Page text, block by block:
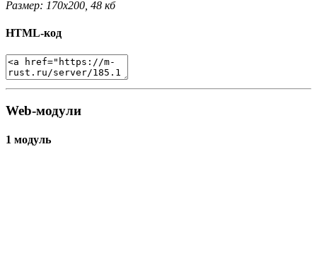
Размер: 170x200, 48 кб
HTML-код
Web-модули
1 модуль